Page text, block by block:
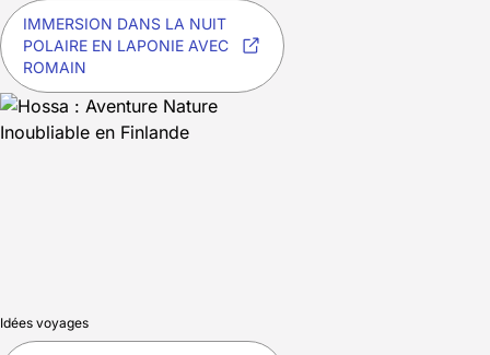
IMMERSION DANS LA NUIT
POLAIRE EN LAPONIE AVEC
ROMAIN
Idées voyages